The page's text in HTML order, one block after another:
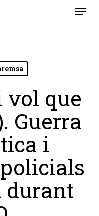
Menu
vol que
Guerra
i
durant